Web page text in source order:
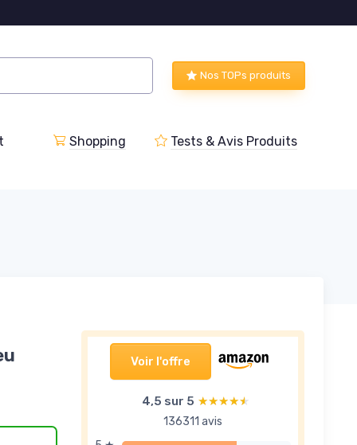
Nos TOPs produits
Shopping Tests & Avis Produits
Voir l'offre
4,5 sur 5 ★★★★★
★★★★★
136311 avis